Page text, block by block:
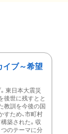
イブ～希望
東日本大震災
後世に残すとと
教訓を今後の国
すため、市町村
築された。収
のテーマに分